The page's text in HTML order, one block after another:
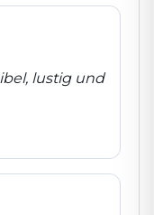
lustig und